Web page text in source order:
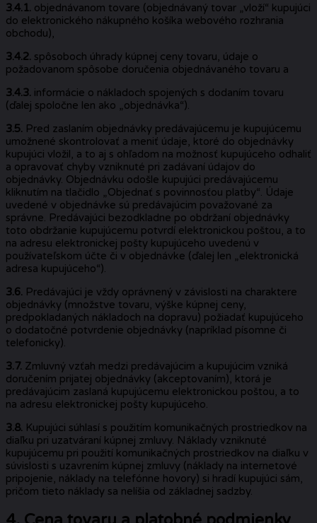
3.4.1. objednávanom tovare (objednávaný tovar „vloží“ kupujúci
do elektronického nákupného košíka webového rozhrania
obchodu),
3.4.2. spôsoboch úhrady kúpnej ceny tovaru, údaje o
požadovanom spôsobe doručenia objednávaného tovaru a
3.4.3. informácie o nákladoch spojených s dodaním tovaru
(ďalej spoločne len ako „objednávka“).
3.5. Pred zaslaním objednávky predávajúcemu je kupujúcemu
umožnené skontrolovať a meniť údaje, ktoré do objednávky
kupujúci vložil, a to aj s ohľadom na možnosť kupujúceho odhaliť
a opravovať chyby vzniknuté pri zadávaní údajov do
objednávky. Objednávku odošle kupujúci predávajúcemu
kliknutím na tlačidlo „Objednať s povinnosťou platby“. Údaje
uvedené v objednávke sú predávajúcim považované za
správne. Predávajúci bezodkladne po obdržaní objednávky
toto obdržanie kupujúcemu potvrdí elektronickou poštou, a to
na adresu elektronickej pošty kupujúceho uvedenú v
používateľskom účte či v objednávke (ďalej len „elektronická
adresa kupujúceho“).
3.6. Predávajúci je vždy oprávnený v závislosti na charaktere
objednávky (množstve tovaru, výške kúpnej ceny,
predpokladaných nákladoch na dopravu) požiadať kupujúceho
o dodatočné potvrdenie objednávky (napríklad písomne či
telefonicky).
3.7. Zmluvný vzťah medzi predávajúcim a kupujúcim vzniká
doručením prijatej objednávky (akceptovaním), ktorá je
predávajúcim zaslaná kupujúcemu elektronickou poštou, a to
na adresu elektronickej pošty kupujúceho.
3.8. Kupujúci súhlasí s použitím komunikačných prostriedkov na
diaľku pri uzatváraní kúpnej zmluvy. Náklady vzniknuté
kupujúcemu pri použití komunikačných prostriedkov na diaľku v
súvislosti s uzavrením kúpnej zmluvy (náklady na internetové
pripojenie, náklady na telefónne hovory) si hradí kupujúci sám,
pričom tieto náklady sa nelíšia od základnej sadzby.